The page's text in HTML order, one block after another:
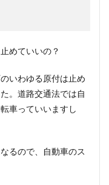
めていいの？
いわゆる原付は止め
。道路交通法では自
車っていいますし
るので、自動車のス